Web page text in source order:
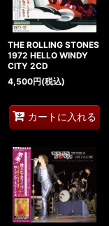
THE ROLLING STONES
1972 HELLO WINDY
CITY 2CD
4,500円(税込)
カートに入れる